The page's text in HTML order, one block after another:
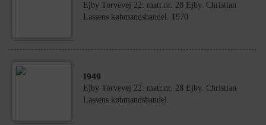
Ejby Torvevej 22: matr.nr. 28 Ejby. Christian
Lassens købmandshandel. 1970
1949
Ejby Torvevej 22: matr.nr. 28 Ejby. Christian
Lassens købmandshandel.